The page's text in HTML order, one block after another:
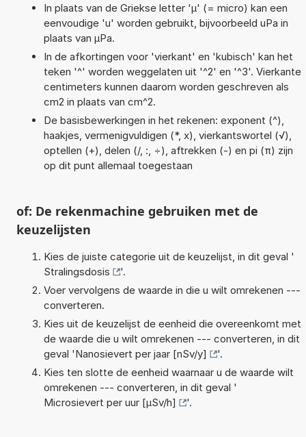
In plaats van de Griekse letter 'µ' (= micro) kan een
eenvoudige 'u' worden gebruikt, bijvoorbeeld uPa in
plaats van µPa.
In de afkortingen voor 'vierkant' en 'kubisch' kan het
teken '^' worden weggelaten uit '^2' en '^3'. Vierkante
centimeters kunnen daarom worden geschreven als
cm2 in plaats van cm^2.
De basisbewerkingen in het rekenen: exponent (^),
haakjes, vermenigvuldigen (*, x), vierkantswortel (√),
optellen (+), delen (/, :, ÷), aftrekken (-) en pi (π) zijn
op dit punt allemaal toegestaan
of: De rekenmachine gebruiken met de
keuzelijsten
Kies de juiste categorie uit de keuzelijst, in dit geval '
Stralingsdosis
'.
Voer vervolgens de waarde in die u wilt omrekenen ---
converteren.
Kies uit de keuzelijst de eenheid die overeenkomt met
de waarde die u wilt omrekenen --- converteren, in dit
geval 'Nanosievert per jaar [nSv/y]
'.
Kies ten slotte de eenheid waarnaar u de waarde wilt
omrekenen --- converteren, in dit geval '
Microsievert per uur [µSv/h]
'.